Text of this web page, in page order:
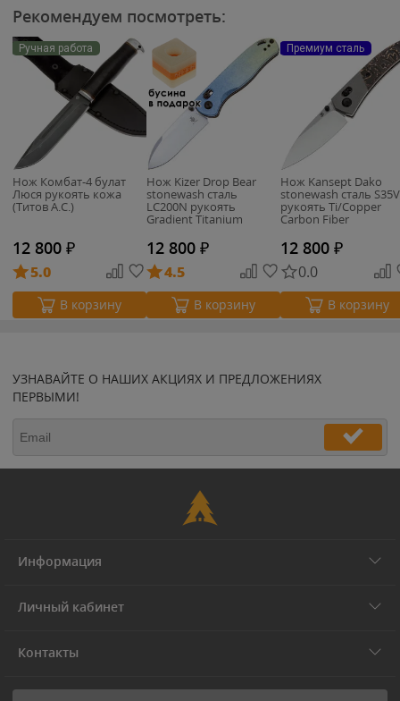
Рекомендуем посмотреть:
Ручная работа
Нож Комбат-4 булат
Люся рукоять кожа
(Титов А.С.)
12 800 ₽
5.0
В корзину
Нож Kizer Drop Bear
stonewash сталь
LC200N рукоять
Gradient Titanium
12 800 ₽
4.5
В корзину
Премиум сталь
Нож Kansept Dako
stonewash сталь
рукоять Ti/Copper
Carbon Fiber
12 800 ₽
0.0
В корзину
УЗНАВАЙТЕ О НАШИХ АКЦИЯХ И ПРЕДЛОЖЕНИЯХ
ПЕРВЫМИ!
Информация
Личный кабинет
Контакты